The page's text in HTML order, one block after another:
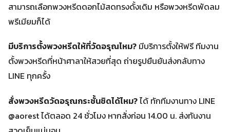
สามารถเลือกพวงหรีดดอกไม้สดทรงดั้งเดิม หรือพวงหรีดพัดลม
พรีเมียมก็ได้
มีบริการตั้งพวงหรีดให้ที่วัดอรุณไหม? มีบริการตั้งให้ฟรี ทีมงาน
ตั้งพวงหรีดที่หน้าศาลาให้สวยที่สุด ถ่ายรูปยืนยันส่งกลับทาง
LINE ทุกครั้ง
สั่งพวงหรีดวัดอรุณกระชั้นชิดได้ไหม?ได้ ทักทีมงานทาง LINE
@aorest ได้ตลอด 24 ชั่วโมง หากสั่งก่อน 14.00 น. ส่งทันงาน